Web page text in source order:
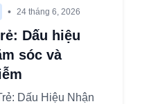
• 24 tháng 6, 2026
Dấu hiệu
sóc và
Dấu Hiệu Nhận